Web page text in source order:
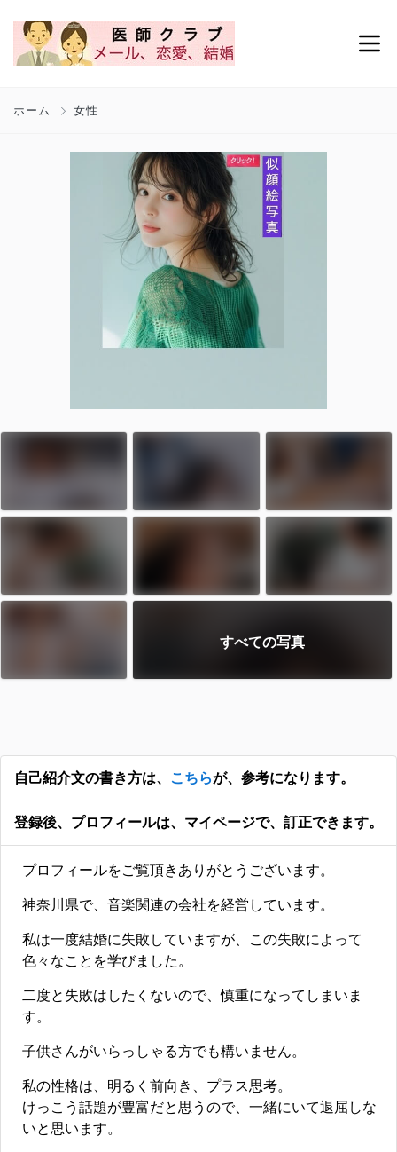
ホーム 女性
すべての写真
自己紹介文の書き方は、 こちらが、参考になります。
登録後、プロフィールは、マイページで、訂正できます。
プロフィールをご覧頂きありがとうございます。
神奈川県で、音楽関連の会社を経営しています。
私は一度結婚に失敗していますが、この失敗によって
色々なことを学びました。
二度と失敗はしたくないので、慎重になってしまいま
す。
子供さんがいらっしゃる方でも構いません。
私の性格は、明るく前向き、プラス思考。
けっこう話題が豊富だと思うので、一緒にいて退屈しな
いと思います。